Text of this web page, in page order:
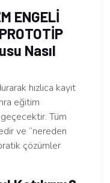
ENGELİ
Nasıl
hızlıca kayıt
eğitim
geçecektir. Tüm
ve “nereden
pratik çözümler